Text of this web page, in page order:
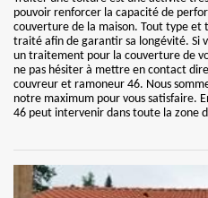
pouvoir renforcer la capacité de
couverture de la maison. Tout type
traité afin de garantir sa longévité. Si
un traitement pour la couverture de
ne pas hésiter à mettre en contact
couvreur et ramoneur 46. Nous
notre maximum pour vous satisfaire.
46 peut intervenir dans toute la zone